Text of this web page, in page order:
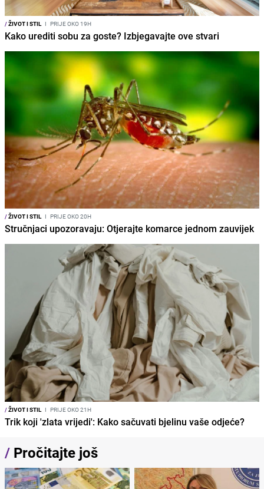
/ŽIVOT I STIL I PRIJE OKO 19H
Kako urediti sobu za goste? Izbjegavajte ove stvari
/ŽIVOT I STIL I PRIJE OKO 20H
Stručnjaci upozoravaju: Otjerajte komarce jednom zauvijek
/ŽIVOT I STIL I PRIJE OKO 21H
Trik koji 'zlata vrijedi': Kako sačuvati bjelinu vaše odjeće?
/ Pročitajte još